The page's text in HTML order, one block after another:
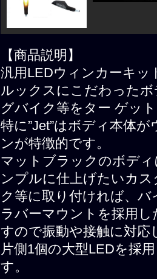
【商品説明】
汎用LEDウィンカーキッ
ルックスにこだわった
グバイク等をター ゲッ
特に”Jet”はボディ本体
ンが特徴的です。
マットブラックのボデ
ンプルに仕上げたいカ
ク等に取り付ければ、
ラバーマウントを採用
すので振動や接触に対応
片側1個の大型LEDを採
す。